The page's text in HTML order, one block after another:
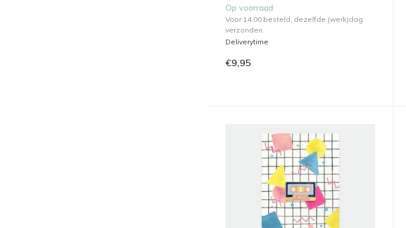
Op voorraad
Voor 14.00 besteld, dezelfde (werk)dag
verzonden.
Deliverytime
€9,95